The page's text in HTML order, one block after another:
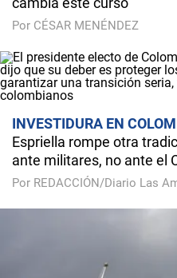
Por CÉSAR MENÉNDEZ
INVESTIDURA EN
Espriella rompe otra
ante militares, no ante el
Por REDACCIÓN/Diario Las